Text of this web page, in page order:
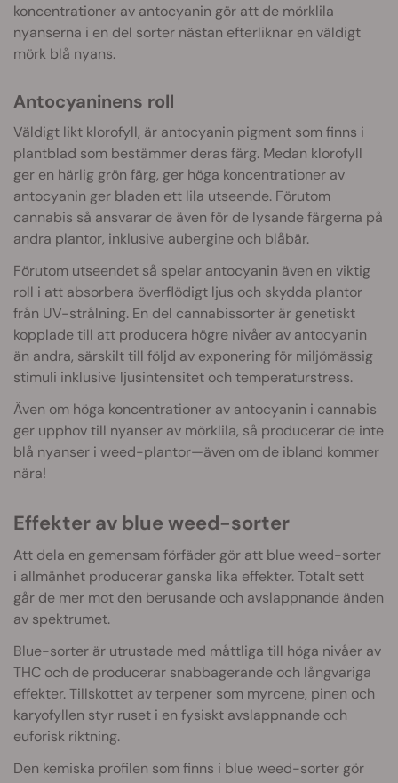
koncentrationer av antocyanin gör att de mörklila
nyanserna i en del sorter nästan efterliknar en väldigt
mörk blå nyans.
Antocyaninens roll
Väldigt likt klorofyll, är antocyanin pigment som finns i
plantblad som bestämmer deras färg. Medan klorofyll
ger en härlig grön färg, ger höga koncentrationer av
antocyanin ger bladen ett lila utseende. Förutom
cannabis så ansvarar de även för de lysande färgerna på
andra plantor, inklusive aubergine och blåbär.
Förutom utseendet så spelar antocyanin även en viktig
roll i att absorbera överflödigt ljus och skydda plantor
från UV-strålning. En del cannabissorter är genetiskt
kopplade till att producera högre nivåer av antocyanin
än andra, särskilt till följd av exponering för miljömässig
stimuli inklusive ljusintensitet och temperaturstress.
Även om höga koncentrationer av antocyanin i cannabis
ger upphov till nyanser av mörklila, så producerar de inte
blå nyanser i weed-plantor—även om de ibland kommer
nära!
Effekter av blue weed-sorter
Att dela en gemensam förfäder gör att blue weed-sorter
i allmänhet producerar ganska lika effekter. Totalt sett
går de mer mot den berusande och avslappnande änden
av spektrumet.
Blue-sorter är utrustade med måttliga till höga nivåer av
THC och de producerar snabbagerande och långvariga
effekter. Tillskottet av terpener som myrcene, pinen och
karyofyllen styr ruset i en fysiskt avslappnande och
euforisk riktning.
Den kemiska profilen som finns i blue weed-sorter gör